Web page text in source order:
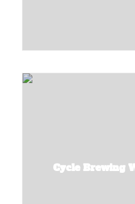
Cycle Brewing